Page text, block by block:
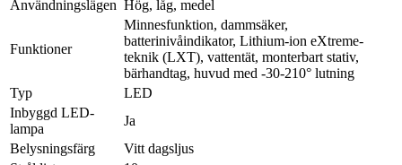
Användningslägen Hög, låg, medel
Funktioner
Minnesfunktion, dammsäker,
batterinivåindikator, Lithium-ion eXtreme-
teknik (LXT), vattentät, monterbart stativ,
bärhandtag, huvud med -30-210° lutning
Typ
LED
Inbyggd LED-
lampa
Ja
Belysningsfärg
Vitt dagsljus